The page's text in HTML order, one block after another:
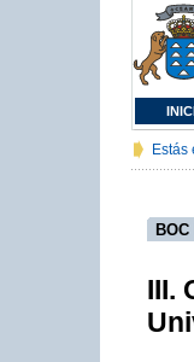
Estás
III.